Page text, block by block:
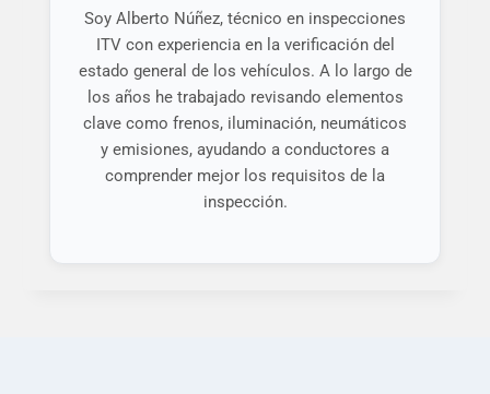
Soy Alberto Núñez, técnico en inspecciones
ITV con experiencia en la verificación del
estado general de los vehículos. A lo largo de
los años he trabajado revisando elementos
clave como frenos, iluminación, neumáticos
y emisiones, ayudando a conductores a
comprender mejor los requisitos de la
inspección.